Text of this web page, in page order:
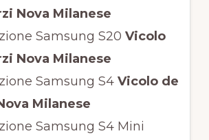
Nova Milanese
Samsung S20 Vicolo
Nova Milanese
Samsung S4Vicolo de
Milanese
Samsung S4 Mini